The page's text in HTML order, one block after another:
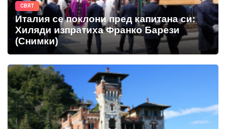
СВЯТ
Италия се поклони пред капитана си:
Хиляди изпратиха Франко Барези
(Снимки)